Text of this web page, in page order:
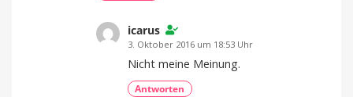
icarus
3. Oktober 2016 um 18:53 Uhr
Nicht meine Meinung.
Antworten